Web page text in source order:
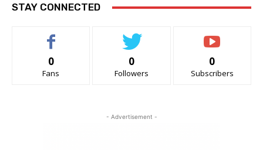
STAY CONNECTED
0
Fans
0
Followers
0
Subscribers
- Advertisement -